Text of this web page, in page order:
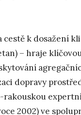
cestě k dosažení
– hraje
dopravy
rakouskou
2002) ve